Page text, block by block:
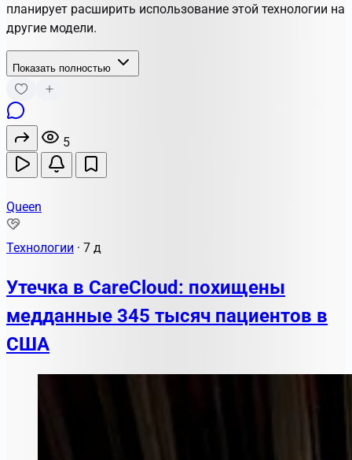
планирует расширить использование этой технологии на
другие модели.
Показать полностью
5
Queen
Технологии · 7 д
Утечка в CareCloud: похищены
медданные 345 тысяч пациентов в
США